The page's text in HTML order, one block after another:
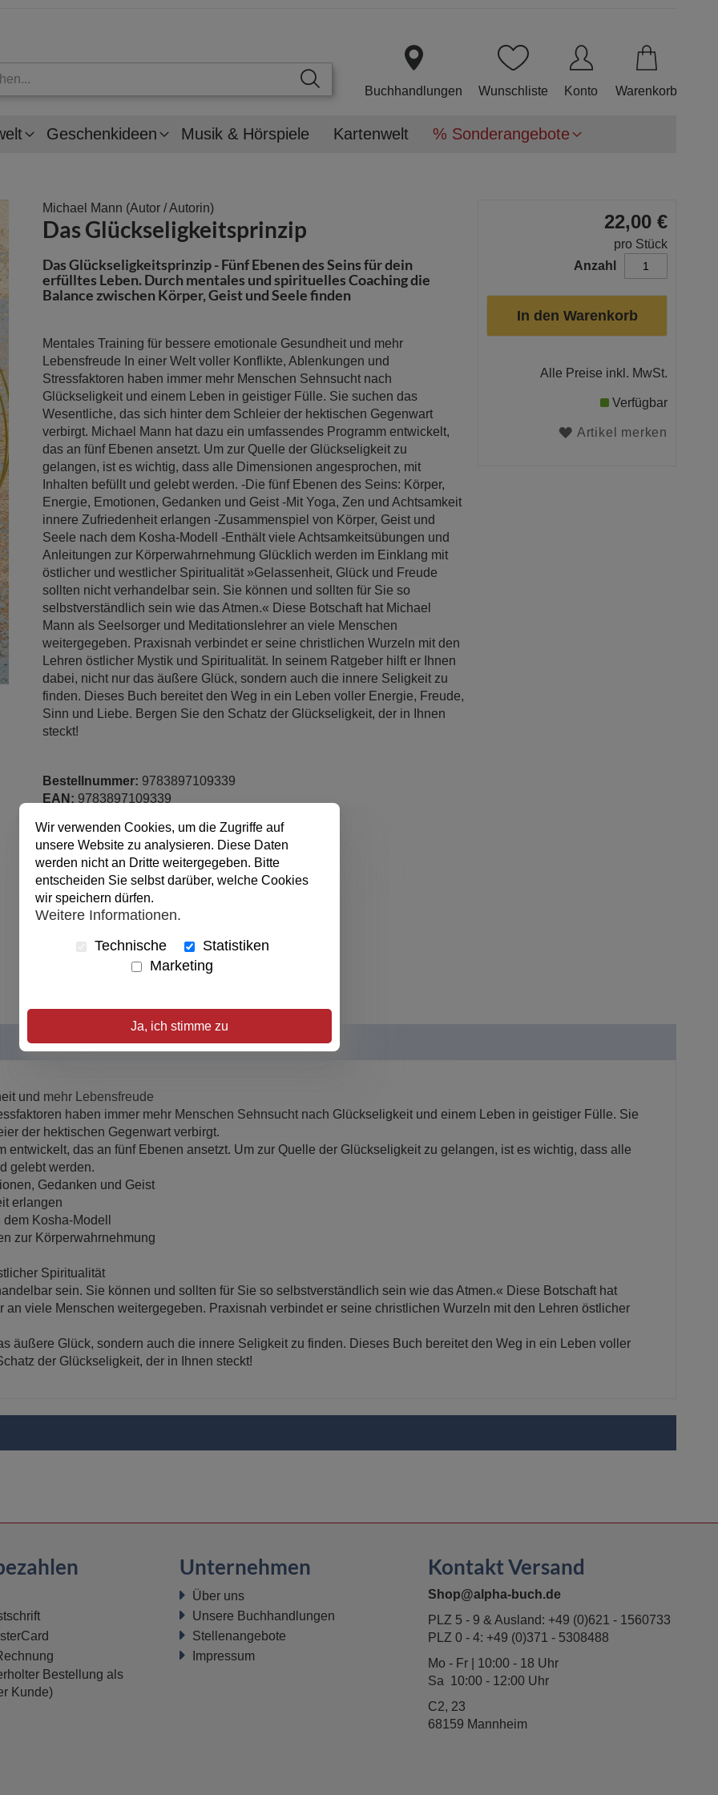
Buchhandlungen Wunschliste Konto Warenkorb
Geschenkideen Musik & Hörspiele Kartenwelt % Sonderangebote
Michael Mann (Autor / Autorin)
Das Glückseligkeitsprinzip
Das Glückseligkeitsprinzip - Fünf Ebenen des Seins für dein
erfülltes Leben. Durch mentales und spirituelles Coaching die
Balance zwischen Körper, Geist und Seele finden
Mentales Training für bessere emotionale Gesundheit und mehr
Lebensfreude In einer Welt voller Konflikte, Ablenkungen und
Stressfaktoren haben immer mehr Menschen Sehnsucht nach
Glückseligkeit und einem Leben in geistiger Fülle. Sie suchen das
Wesentliche, das sich hinter dem Schleier der hektischen Gegenwart
verbirgt. Michael Mann hat dazu ein umfassendes Programm entwickelt,
das an fünf Ebenen ansetzt. Um zur Quelle der Glückseligkeit zu
gelangen, ist es wichtig, dass alle Dimensionen angesprochen, mit
Inhalten befüllt und gelebt werden. -Die fünf Ebenen des Seins: Körper,
Energie, Emotionen, Gedanken und Geist -Mit Yoga, Zen und Achtsamkeit
innere Zufriedenheit erlangen -Zusammenspiel von Körper, Geist und
Seele nach dem Kosha-Modell -Enthält viele Achtsamkeitsübungen und
Anleitungen zur Körperwahrnehmung Glücklich werden im Einklang mit
östlicher und westlicher Spiritualität »Gelassenheit, Glück und Freude
sollten nicht verhandelbar sein. Sie können und sollten für Sie so
selbstverständlich sein wie das Atmen.« Diese Botschaft hat Michael
Mann als Seelsorger und Meditationslehrer an viele Menschen
weitergegeben. Praxisnah verbindet er seine christlichen Wurzeln mit den
Lehren östlicher Mystik und Spiritualität. In seinem Ratgeber hilft er Ihnen
dabei, nicht nur das äußere Glück, sondern auch die innere Seligkeit zu
finden. Dieses Buch bereitet den Weg in ein Leben voller Energie, Freude,
Sinn und Liebe. Bergen Sie den Schatz der Glückseligkeit, der in Ihnen
steckt!
Bestellnummer: 9783897109339
EAN: 9783897109339
Verlag:Bonifatius Verlag
Produktart:Buch
Einbandart:Softcover
Auflage:1
Sprache:Deutsch
Seitenzahl:224 Seiten
veröffentlicht:28.09.2022
13.5 x 21.5 x 2 cm
22,00 €
pro Stück
Anzahl
In den Warenkorb
Alle Preise inkl. MwSt.
Verfügbar
Artikel merken
und mehr Lebensfreude
haben immer mehr Menschen Sehnsucht nach Glückseligkeit und einem Leben in geistiger Fülle. Sie
der hektischen Gegenwart verbirgt.
entwickelt, das an fünf Ebenen ansetzt. Um zur Quelle der Glückseligkeit zu gelangen, ist es wichtig, dass alle
gelebt werden.
Gedanken und Geist
erlangen
Kosha-Modell
zur Körperwahrnehmung
Spiritualität
sein. Sie können und sollten für Sie so selbstverständlich sein wie das Atmen.« Diese Botschaft hat
viele Menschen weitergegeben. Praxisnah verbindet er seine christlichen Wurzeln mit den Lehren östlicher
äußere Glück, sondern auch die innere Seligkeit zu finden. Dieses Buch bereitet den Weg in ein Leben voller
der Glückseligkeit, der in Ihnen steckt!
Wir verwenden Cookies, um die Zugriffe auf
unsere Website zu analysieren. Diese Daten
werden nicht an Dritte weitergegeben. Bitte
entscheiden Sie selbst darüber, welche Cookies
wir speichern dürfen.
Weitere Informationen.
Technische
Statistiken
Marketing
Ja, ich stimme zu
Bestellung als
Kunde)
Unternehmen
Über uns
Unsere Buchhandlungen
Stellenangebote
Impressum
Kontakt Versand
Shop@alpha-buch.de
PLZ 5 - 9 & Ausland: +49 (0)621 - 1560733
PLZ 0 - 4: +49 (0)371 - 5308488
Mo - Fr | 10:00 - 18 Uhr
Sa 10:00 - 12:00 Uhr
C2, 23
68159 Mannheim